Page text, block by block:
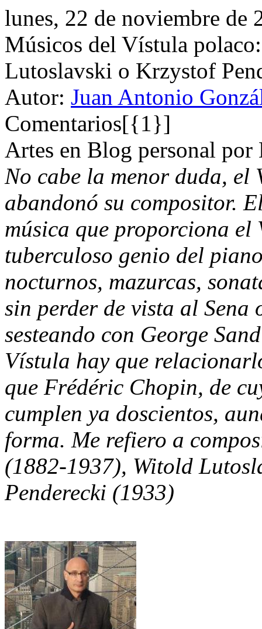
lunes, 22 de noviembre de
Músicos del Vístula
Lutoslavski o Krzystof
Autor: Juan Antonio
Comentarios[{1}]
Artes en Blog personal por
No cabe la menor duda, el
abandonó su compositor.
música que proporciona
tuberculoso genio del
nocturnos, mazurcas,
sin perder de vista al
sesteando con George
Vístula hay que
que Frédéric Chopin, de
cumplen ya doscientos,
forma. Me refiero a
(1882-1937), Witold
Penderecki (1933)